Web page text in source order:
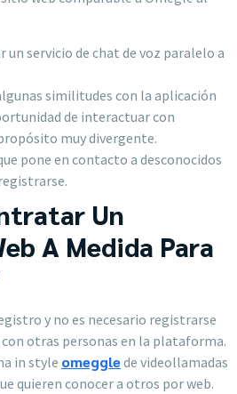
un servicio de chat de voz paralelo a
similitudes con la aplicación
de interactuar con
muy divergente.
pone en contacto a desconocidos
Un
A Medida Para
y no es necesario registrarse
otras personas en la plataforma.
in style omegglede videollamadas
quieren conocer a otros por web.